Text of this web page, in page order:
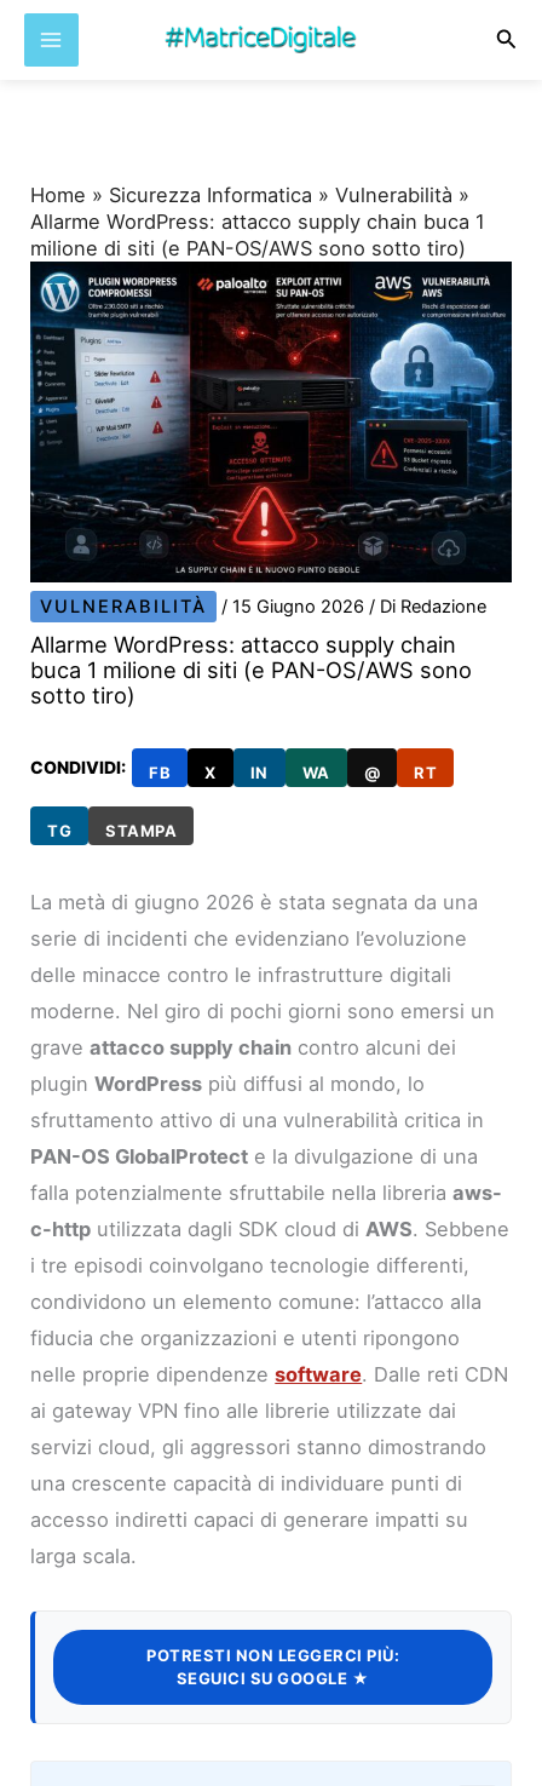
Home » Sicurezza Informatica »Vulnerabilità »
Allarme WordPress: attacco supply chain buca 1
milione di siti (e PAN-OS/AWS sono sotto tiro)
VULNERABILITÀ /15 Giugno 2026/ Di Redazione
Allarme WordPress: attacco supply chain
buca 1 milione di siti (e PAN-OS/AWS sono
sotto tiro)
CONDIVIDI: FB X IN WA @ RT
TG STAMPA
La metà di giugno 2026 è stata segnata da una
serie di incidenti che evidenziano l’evoluzione
delle minacce contro le infrastrutture digitali
moderne. Nel giro di pochi giorni sono emersi un
graveattacco supply chain contro alcuni dei
pluginWordPress più diffusi al mondo, lo
sfruttamento attivo di una vulnerabilità critica in
PAN-OS GlobalProtect e la divulgazione di una
falla potenzialmente sfruttabile nella libreriaaws-
c-http utilizzata dagli SDK cloud diAWS. Sebbene
i tre episodi coinvolgano tecnologie differenti,
condividono un elemento comune: l’attacco alla
fiducia che organizzazioni e utenti ripongono
nelle proprie dipendenzesoftware. Dalle reti CDN
ai gateway VPN fino alle librerie utilizzate dai
servizi cloud, gli aggressori stanno dimostrando
una crescente capacità di individuare punti di
accesso indiretti capaci di generare impatti su
larga scala.
POTRESTI NON LEGGERCI PIÙ:
SEGUICI SU GOOGLE ★